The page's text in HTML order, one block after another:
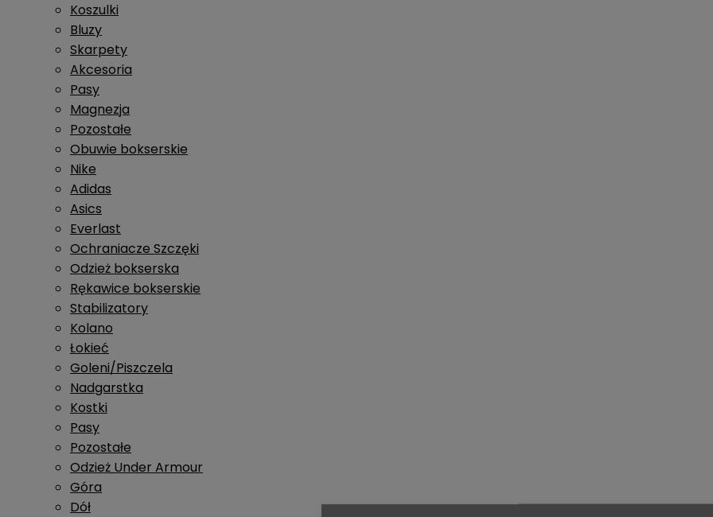
Koszulki
Bluzy
Skarpety
Akcesoria
Pasy
Magnezja
Pozostałe
Obuwie bokserskie
Nike
Adidas
Asics
Everlast
Ochraniacze Szczęki
Odzież bokserska
Rękawice bokserskie
Stabilizatory
Kolano
Łokieć
Goleni/Piszczela
Nadgarstka
Kostki
Pasy
Pozostałe
Odzież Under Armour
Góra
Dół